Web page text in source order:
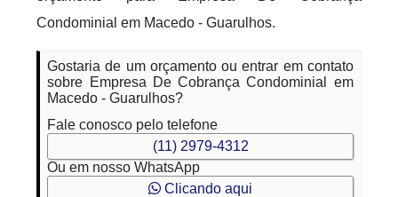
Condominial em Macedo - Guarulhos.
Gostaria de um orçamento ou entrar em contato
sobre Empresa De Cobrança Condominial em
Macedo - Guarulhos?
Fale conosco pelo telefone
(11) 2979-4312
Ou em nosso WhatsApp
Clicando aqui